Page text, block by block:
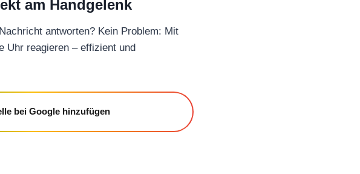
am Handgelenk
antworten? Kein Problem: Mit
Uhr reagieren – effizient und
bei Google hinzufügen